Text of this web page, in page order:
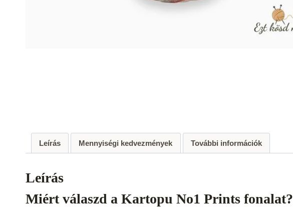
Leírás Mennyiségi kedvezmények További információk
Leírás
Miért válaszd a Kartopu No1 Prints fonalat?